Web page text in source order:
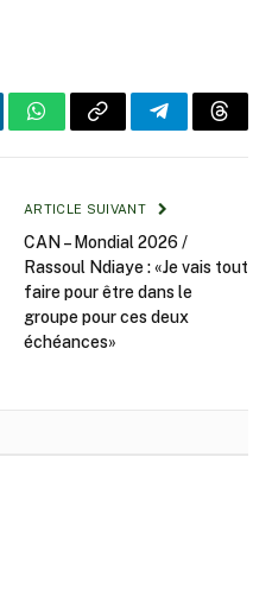
WhatsApp
Copy
Telegram
ARTICLE SUIVANT
CAN – Mondial 2026 /
Rassoul Ndiaye : «Je vais tout
faire pour être dans le
groupe pour ces deux
échéances»